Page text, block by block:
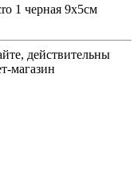
1 черная 9х5см
действительны
магазин